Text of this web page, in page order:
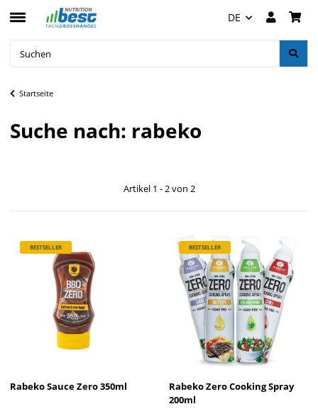
DE
Startseite
Suche nach: rabeko
Artikel 1 - 2 von 2
BESTSELLER
Rabeko Sauce Zero 350ml
BESTSELLER
Rabeko Zero Cooking Spray
200ml